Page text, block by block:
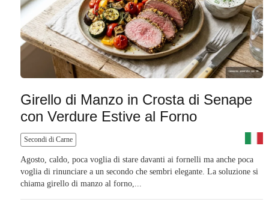
Girello di Manzo in Crosta di Senape
con Verdure Estive al Forno
Secondi di Carne
Agosto, caldo, poca voglia di stare davanti ai fornelli ma anche poca
voglia di rinunciare a un secondo che sembri elegante. La soluzione si
chiama girello di manzo al forno,...